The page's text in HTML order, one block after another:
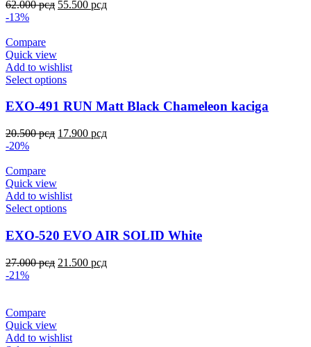
62.000рсд 55.500 рсд
-13%
Compare
Quick view
Add to wishlist
Select options
EXO-491 RUN Matt Black Chameleon kaciga
20.500рсд 17.900 рсд
-20%
Compare
Quick view
Add to wishlist
Select options
EXO-520 EVO AIR SOLID White
27.000рсд 21.500 рсд
-21%
Compare
Quick view
Add to wishlist